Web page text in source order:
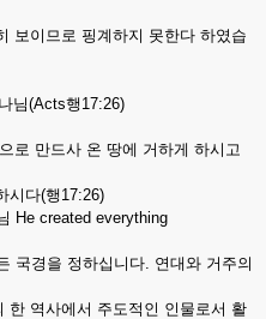
므로 핑계하지 못한다 하였습
(Acts행17:26)
만드사 온 땅에 거하게 하시고
다(행17:26)
created everything
경을 정하십니다. 연대와 거주의
사에서 주도적인 인물로서 활